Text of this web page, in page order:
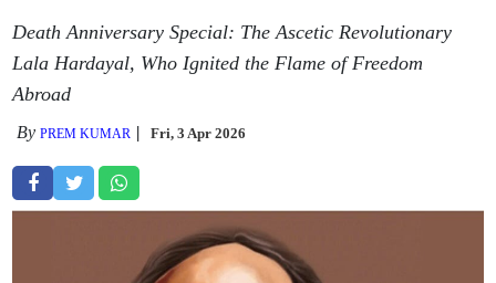
Death Anniversary Special: The Ascetic Revolutionary
Lala Hardayal, Who Ignited the Flame of Freedom
Abroad
ByPREM KUMAR Fri, 3 Apr 2026